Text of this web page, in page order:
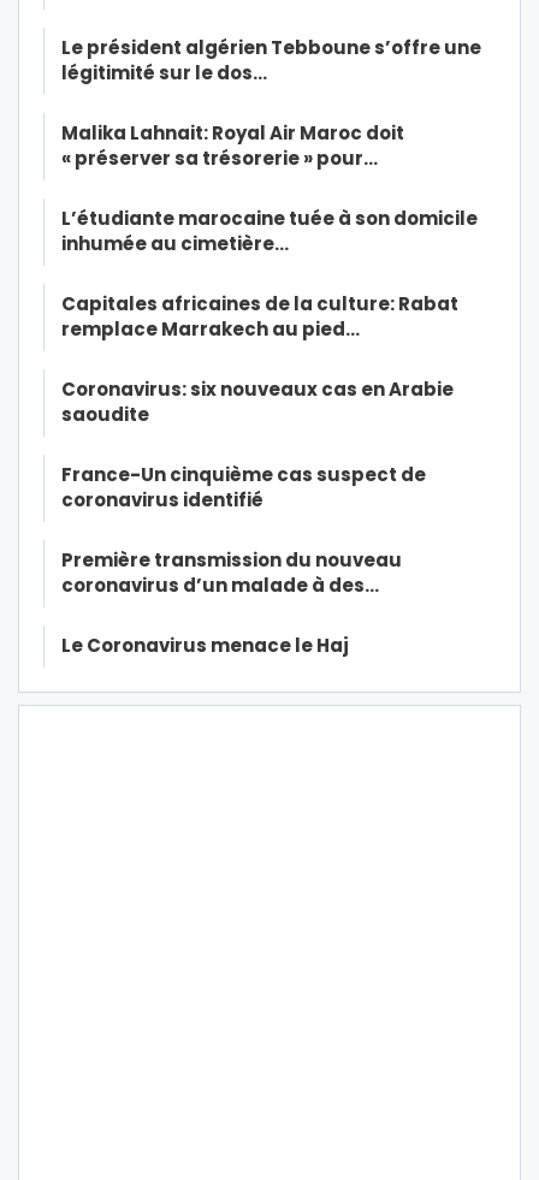
Le président algérien Tebboune s’offre une
légitimité sur le dos…
Malika Lahnait: Royal Air Maroc doit
« préserver sa trésorerie » pour…
L’étudiante marocaine tuée à son domicile
inhumée au cimetière…
Capitales africaines de la culture: Rabat
remplace Marrakech au pied…
Coronavirus: six nouveaux cas en Arabie
saoudite
France-Un cinquième cas suspect de
coronavirus identifié
Première transmission du nouveau
coronavirus d’un malade à des…
Le Coronavirus menace le Haj